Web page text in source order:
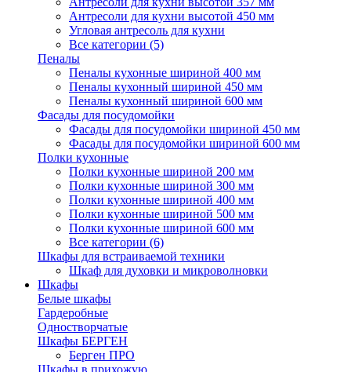
Антресоли для кухни высотой 450 мм
Угловая антресоль для кухни
Все категории (5)
Пеналы
Пеналы кухонные шириной 400 мм
Пеналы кухонный шириной 450 мм
Пеналы кухонный шириной 600 мм
Фасады для посудомойки
Фасады для посудомойки шириной 450 мм
Фасады для посудомойки шириной 600 мм
Полки кухонные
Полки кухонные шириной 200 мм
Полки кухонные шириной 300 мм
Полки кухонные шириной 400 мм
Полки кухонные шириной 500 мм
Полки кухонные шириной 600 мм
Все категории (6)
Шкафы для встраиваемой техники
Шкаф для духовки и микроволновки
Шкафы
Белые шкафы
Гардеробные
Одностворчатые
Шкафы БЕРГЕН
Берген ПРО
Шкафы в прихожую